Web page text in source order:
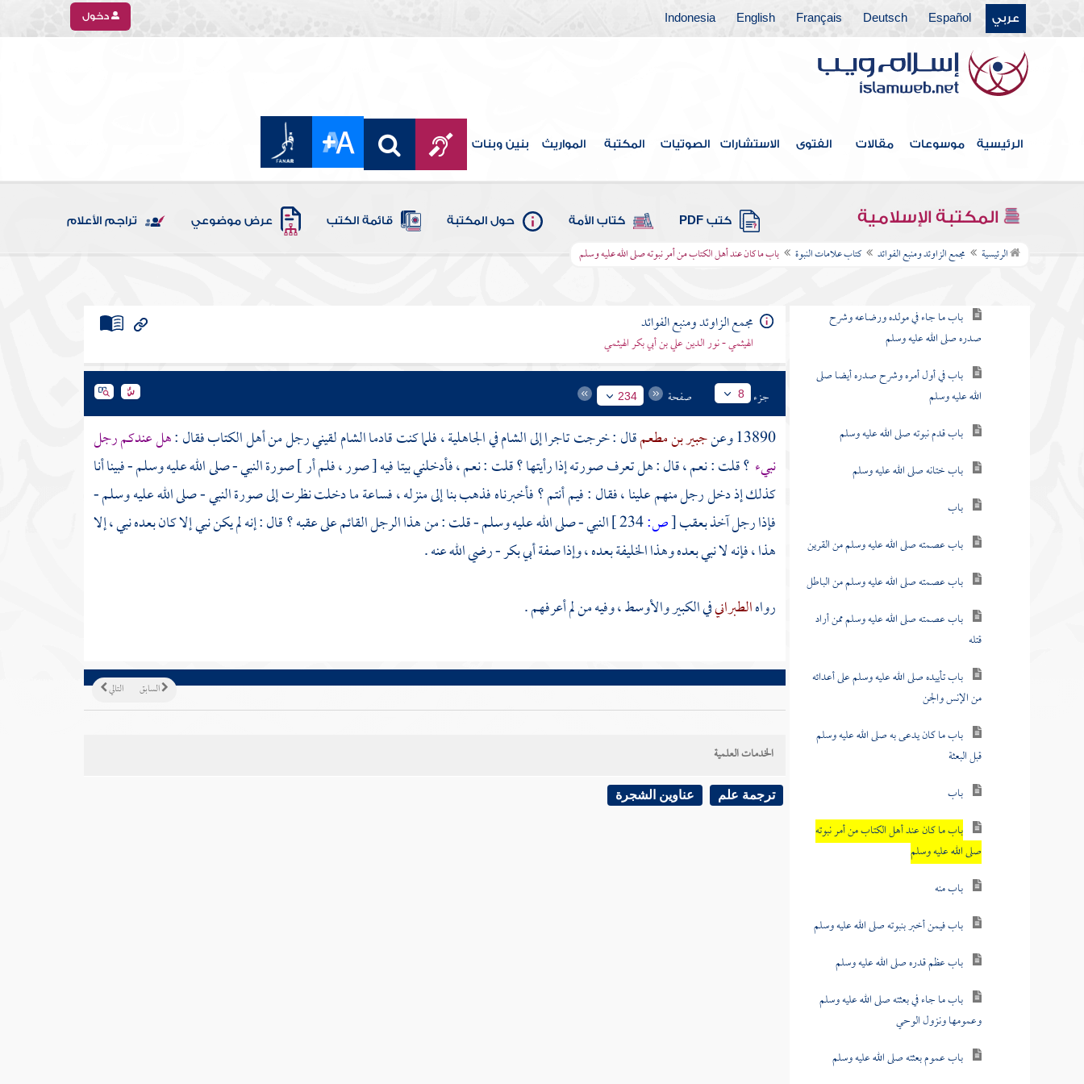
عربي Español
Deutsch
Français
English
Indonesia دخول
الرئيسية موسوعات مقالات الفتوى الاستشارات الصوتيات المكتبة المواريث بنين وبنات
المكتبة الإسلامية كتب PDF كتاب الأمة حول المكتبة قائمة الكتب عرض موضوعي تراجم الأعلام
الرئيسية مجمع الزاوئد ومنبع الفوائد كتاب علامات النبوة باب ما كان عند أهل الكتاب من أمر نبوته صلى الله عليه وسلم
كتاب التعبير
كتاب القدر
كتاب الفتن أعاذنا الله منها
كتاب الأدب
كتاب البر والصلة
كتاب فيه ذكر الأنبياء
كتاب علامات النبوة
باب ما جاء في مولده ورضاعه وشرح
صدره صلى الله عليه وسلم
باب في أول أمره وشرح صدره أيضا صلى
الله عليه وسلم
باب قدم نبوته صلى الله عليه وسلم
باب ختانه صلى الله عليه وسلم
باب
باب عصمته صلى الله عليه وسلم من القرين
باب عصمته صلى الله عليه وسلم من الباطل
باب عصمته صلى الله عليه وسلم ممن أراد
قتله
باب تأييده صلى الله عليه وسلم على أعدائه
من الإنس والجن
باب ما كان يدعى به صلى الله عليه وسلم
قبل البعثة
باب
باب ما كان عند أهل الكتاب من أمر نبوته
صلى الله عليه وسلم
باب منه
باب فيمن أخبر بنبوته صلى الله عليه وسلم
باب عظم قدره صلى الله عليه وسلم
باب ما جاء في بعثته صلى الله عليه وسلم
وعمومها ونزول الوحي
باب عموم بعثته صلى الله عليه وسلم
مجمع الزاوئد ومنبع الفوائد
الهيثمي - نور الدين علي بن أبي بكر الهيثمي
جزء 8 صفحة 234
13890 وعن جبير بن مطعمقال : خرجت تاجرا إلىالشامفي الجاهلية ، فلما كنت قادماالشاملقيني رجل من أهل الكتاب فقال :هل عندكم رجل
نبيء ؟ قلت : نعم ، قال : هل تعرف صورته إذا رأيتها ؟ قلت : نعم ، فأدخلني بيتا فيه [ صور ، فلم أر ] صورة النبي - صلى الله عليه وسلم - فبينا أنا
كذلك إذ دخل رجل منهم علينا ، فقال : فيم أنتم ؟ فأخبرناه فذهب بنا إلى منزله ، فساعة ما دخلت نظرت إلى صورة النبي - صلى الله عليه وسلم -
فإذا رجل آخذ بعقب[ص:
النبي - صلى الله عليه وسلم - قلت : من هذا الرجل القائم على عقبه ؟ قال : إنه لم يكن نبي إلا كان بعده نبي ، إلا
هذا ، فإنه لا نبي بعده وهذا الخليفة بعده ، وإذا صفةأبي بكر- رضي الله عنه .
رواهالطبرانيفي الكبير والأوسط ، وفيه من لم أعرفهم .
التالي السابق
الخدمات العلمية
ترجمة علم عناوين الشجرة